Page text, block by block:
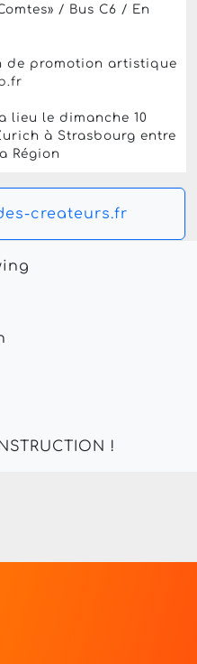
/ Bus C6 / En
de promotion artistique
lieu le dimanche 10
à Strasbourg entre
Région
createurs.fr
!